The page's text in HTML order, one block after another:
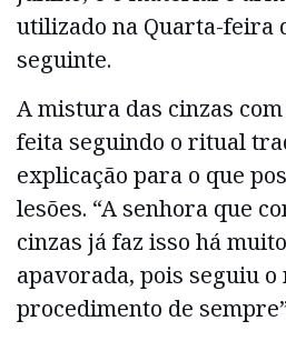
utilizado na Quarta-feira
seguinte.
A mistura das cinzas
feita seguindo o ritual
explicação para o que
lesões. “A senhora que
cinzas já faz isso há
apavorada, pois seguiu o
procedimento de